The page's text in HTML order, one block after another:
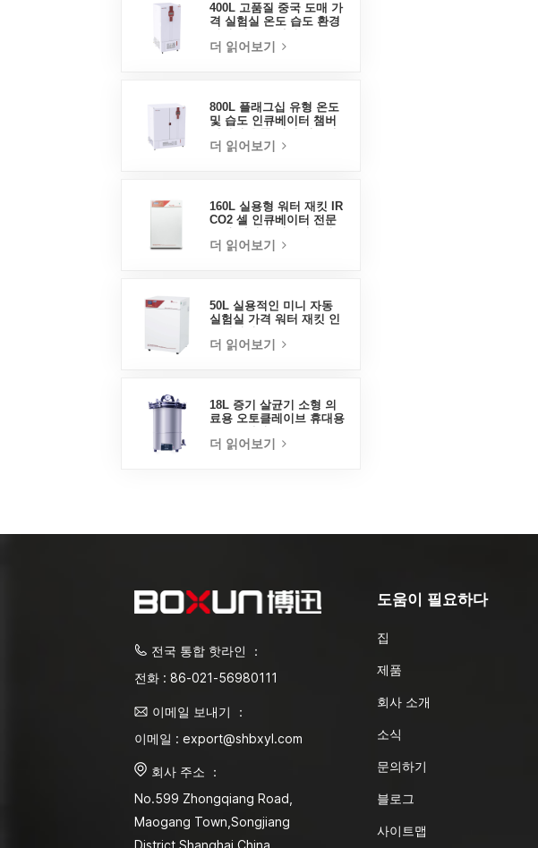
400L 고품질 중국 도매 가
격 실험실 온도 습도 환경
더 읽어보기
800L 플래그십 유형 온도
및 습도 인큐베이터 챔버
이터
더 읽어보기
160L 실용형 워터 재킷 IR
CO2 셀 인큐베이터 전문
더 읽어보기
50L 실용적인 미니 자동
실험실 가격 워터 재킷 인
더 읽어보기
18L 증기 살균기 소형 의
료용 오토클레이브 휴대용
더 읽어보기
전국 통합 핫라인 ：
전화 : 86-021-56980111
이메일 보내기 ：
이메일 : export@shbxyl.com
회사 주소 ：
No.599 Zhongqiang Road,
Maogang Town,Songjiang
도움이 필요하다
집
제품
회사 소개
소식
문의하기
블로그
사이트맵